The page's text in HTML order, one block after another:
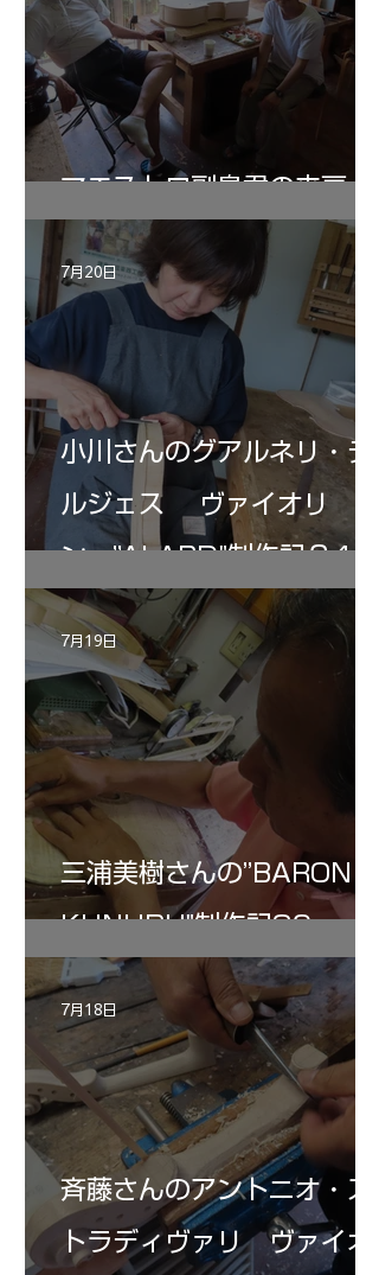
マエストロ副島君の来房
小川さんのグアルネリ・デ
ルジェス ヴァイオリ
ン ”ALARD"制作記３4
7月20日
三浦美樹さんの”BARON・
KUNUPU"制作記30
7月19日
斉藤さんのアントニオ・ス
トラディヴァリ ヴァイオ
7月18日